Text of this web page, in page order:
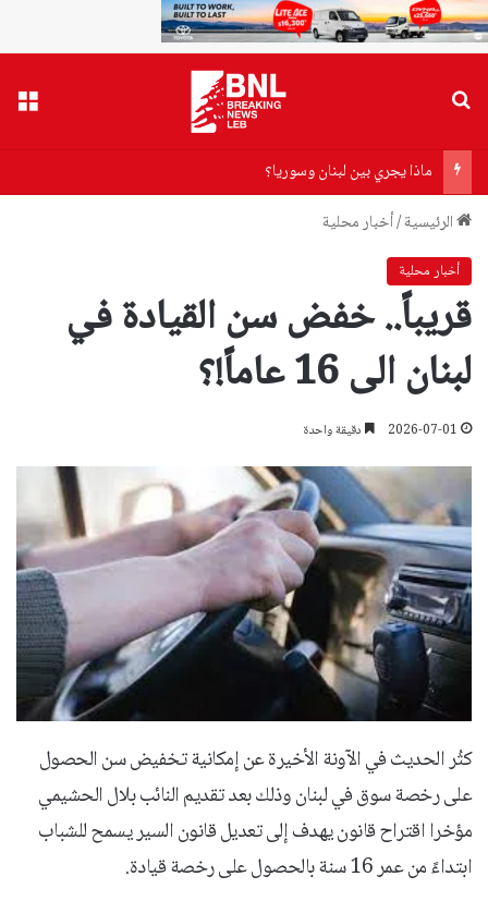
ماذا يجري بين لبنان وسوريا؟
الرئيسية/أخبار محلية
أخبار محلية
قريباً.. خفض سن القيادة في
لبنان الى 16 عاماً!؟
2026-07-01 دقيقة واحدة
كثُر الحديث في الآونة الأخيرة عن إمكانية تخفيض سن الحصول
على رخصة سوق في لبنان وذلك بعد تقديم النائب بلال الحشيمي
مؤخرا اقتراح قانون يهدف إلى تعديل قانون السير يسمح للشباب
ابتداءً من عمر 16 سنة بالحصول على رخصة قيادة.